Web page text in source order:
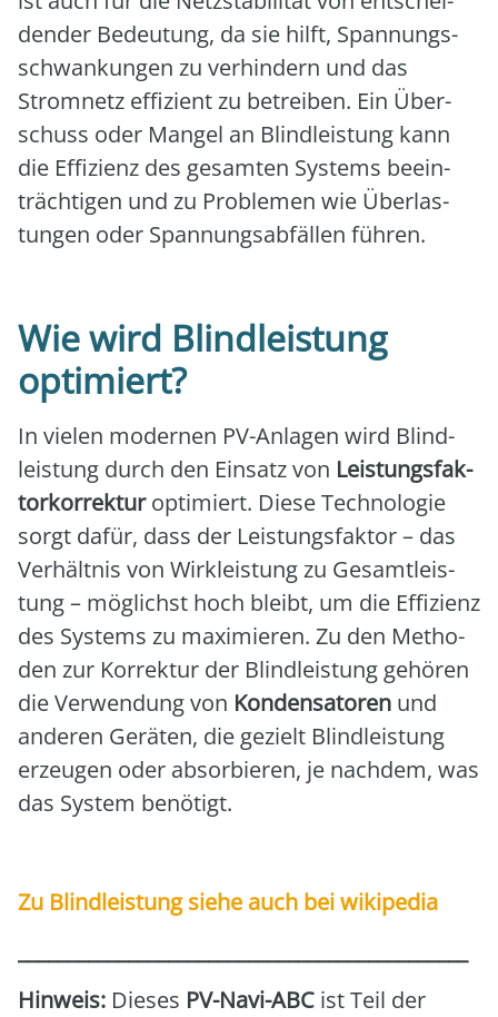
den­der Bedeu­tung, da sie hilft, Span­nungs­
schwan­kun­gen zu ver­hin­dern und das
Strom­netz effi­zi­ent zu betrei­ben. Ein Über­
schuss oder Man­gel an Blind­leis­tung kann
die Effi­zi­enz des gesam­ten Sys­tems beein­
träch­ti­gen und zu Pro­ble­men wie Über­las­
tun­gen oder Span­nungs­ab­fäl­len füh­ren.
Wie wird Blindleistung
optimiert?
In vie­len moder­nen PV-Anla­gen wird Blind­
leis­tung durch den Ein­satz von Leis­tungs­fak­
tor­kor­rek­turopti­miert. Die­se Tech­no­lo­gie
sorgt dafür, dass der Leis­tungs­fak­tor – das
Ver­hält­nis von Wirk­leis­tung zu Gesamt­leis­
tung – mög­lichst hoch bleibt, um die Effi­zi­enz
des Sys­tems zu maxi­mie­ren. Zu den Metho­
den zur Kor­rek­tur der Blind­leis­tung gehö­ren
die Ver­wen­dung von Kon­den­sa­to­ren und
ande­ren Gerä­ten, die gezielt Blind­leis­tung
erzeu­gen oder absor­bie­ren, je nach­dem, was
das Sys­tem benö­tigt.
Zu Blind­leis­tung sie­he auch bei wiki­pe­dia
Hin­weis: Die­ses PV-Navi-ABC ist Teil der